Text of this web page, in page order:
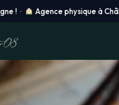
à Châlons-en-Champagne ·